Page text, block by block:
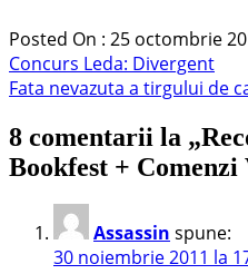
Posted On : 25 octombrie
Navigare
în
articole
Articolul
anterior:
Concurs Leda: Divergent
Articolul
Fata nevazuta a tirgului de
8 comentarii la „
Bookfest + Comenzi
Assassin spune:
30 noiembrie 2011 la